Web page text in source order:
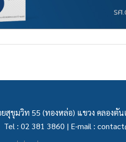
ขุมวิท 55 (ทองหล่อ) แขวง คลองตัน
Tel : 02 381 3860 | E-mail :